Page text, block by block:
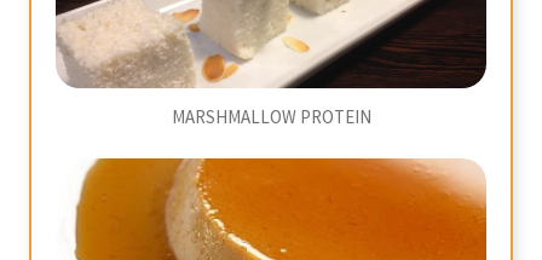
MARSHMALLOW PROTEIN